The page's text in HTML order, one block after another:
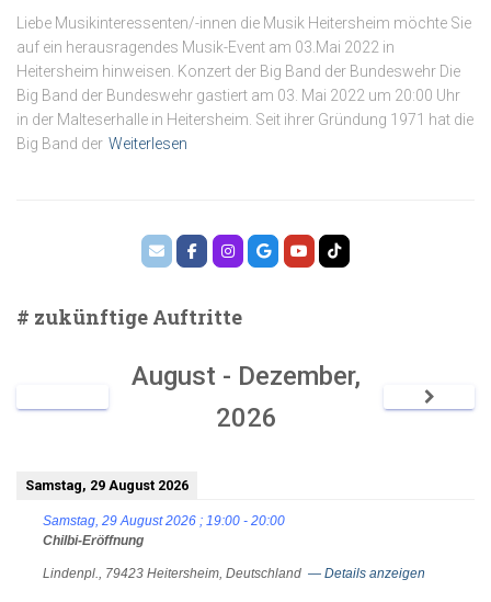
Liebe Musikinteressenten/-innen die Musik Heitersheim möchte Sie
auf ein herausragendes Musik-Event am 03.Mai 2022 in
Heitersheim hinweisen. Konzert der Big Band der Bundeswehr Die
Big Band der Bundeswehr gastiert am 03. Mai 2022 um 20:00 Uhr
in der Malteserhalle in Heitersheim. Seit ihrer Gründung 1971 hat die
Big Band der Weiterlesen
# zukünftige Auftritte
August - Dezember,
2026
Samstag, 29 August 2026
Samstag, 29 August 2026 ; 19:00 - 20:00
Chilbi-Eröffnung
Lindenpl., 79423 Heitersheim, Deutschland — Details anzeigen